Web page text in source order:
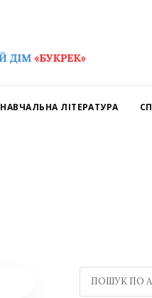
НАВЧАЛЬНА ЛІТЕРАТУРА